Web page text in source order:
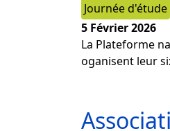
Journée d'étude
5 Février 2026
La Plateforme
oganisent leur